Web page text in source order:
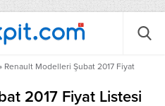
Renault Modelleri Şubat 2017 Fiyat
2017 Fiyat Listesi